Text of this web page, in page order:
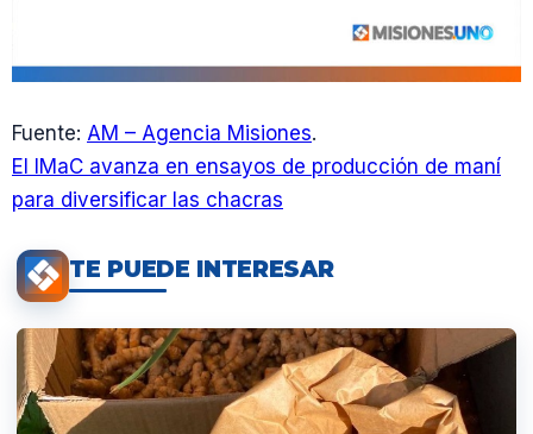
Fuente: AM – Agencia Misiones.
El IMaC avanza en ensayos de producción de maní
para diversificar las chacras
TE PUEDE INTERESAR